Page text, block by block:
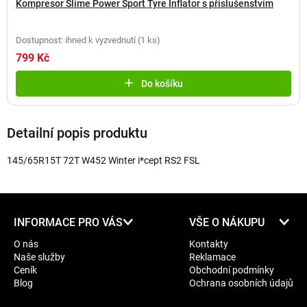
Kompresor Slime Power Sport Tyre Inflator s příslušenstvím
Dostupnost: ihned k vyzvednutí (1 ks)
799 Kč
Do košíku
Detailní popis produktu
145/65R15T 72T W452 Winter i*cept RS2 FSL
INFORMACE PRO VÁS
O nás
Naše služby
Ceník
Blog
VŠE O NÁKUPU
Kontakty
Reklamace
Obchodní podmínky
Ochrana osobních údajů